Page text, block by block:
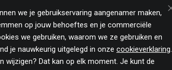
we je gebruikservaring aangenamer maken,
op jouw behoeftes en je commerciële
we gebruiken, waarom we ze gebruiken en
je nauwkeurig uitgelegd in onze cookieverklaring.
wijzigen? Dat kan op elk moment. Je kunt de